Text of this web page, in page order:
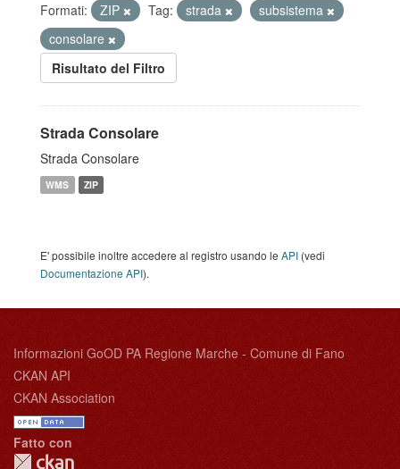
Formati: ZIP Tag: strada
subsistema
consolare
Risultato del Filtro
Strada Consolare
Strada Consolare
WMS ZIP
E' possibile inoltre accedere al registro usando le API (vedi
Documentazione API).
Informazioni GoOD PA Regione Marche - Comune di Fano
CKAN API
CKAN Association
Fatto con